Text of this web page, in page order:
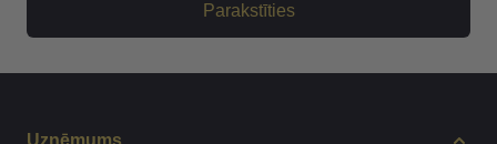
Parakstīties
Uzņēmums